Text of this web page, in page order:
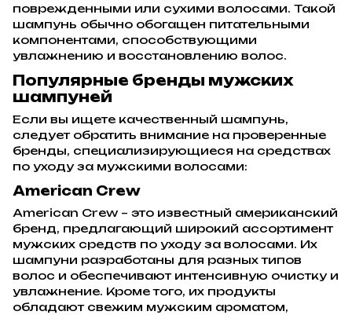
поврежденными или сухими волосами. Такой
шампунь обычно обогащен питательными
компонентами, способствующими
увлажнению и восстановлению волос.
Популярные бренды мужских
шампуней
Если вы ищете качественный шампунь,
следует обратить внимание на проверенные
бренды, специализирующиеся на средствах
по уходу за мужскими волосами:
American Crew
American Crew – это известный американский
бренд, предлагающий широкий ассортимент
мужских средств по уходу за волосами. Их
шампуни разработаны для разных типов
волос и обеспечивают интенсивную очистку и
увлажнение. Кроме того, их продукты
обладают свежим мужским ароматом,